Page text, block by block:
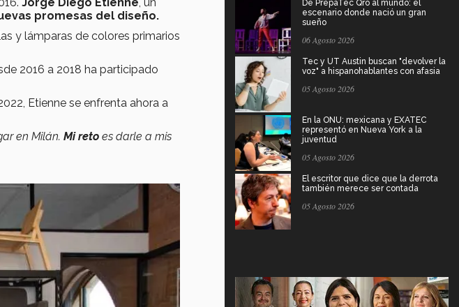
promesas del diseño.
y lámparas de colores primarios
2016 a 2018 ha participado
Etienne se enfrenta ahora a
en Milán. Mi reto es darle a mis
De PrepaTec Qro al mundo: el
escenario donde nació un gran
sueño
06 Agosto 2026
Tec y UT Austin buscan "devolver la
voz" a hispanohablantes con afasia
05 Agosto 2026
En la ONU: mexicana y EXATEC
representó en Nueva York a la
juventud
05 Agosto 2026
El escritor que dice que la derrota
también merece ser contada
05 Agosto 2026